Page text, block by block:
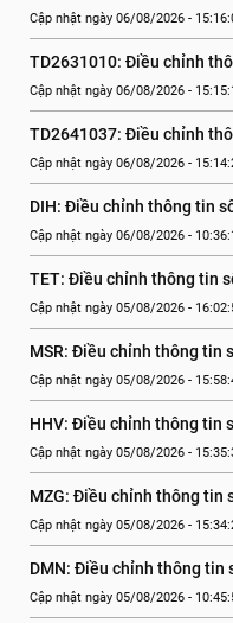
Cập nhật ngày 06/08/2026 -
TD2631010: Điều chỉnh
Cập nhật ngày 06/08/2026 -
TD2641037: Điều chỉnh
Cập nhật ngày 06/08/2026 -
DIH: Điều chỉnh thông tin
Cập nhật ngày 06/08/2026 -
TET: Điều chỉnh thông tin
Cập nhật ngày 05/08/2026 -
MSR: Điều chỉnh thông tin
Cập nhật ngày 05/08/2026 -
HHV: Điều chỉnh thông tin
Cập nhật ngày 05/08/2026 -
MZG: Điều chỉnh thông tin
Cập nhật ngày 05/08/2026 -
DMN: Điều chỉnh thông tin
Cập nhật ngày 05/08/2026 -